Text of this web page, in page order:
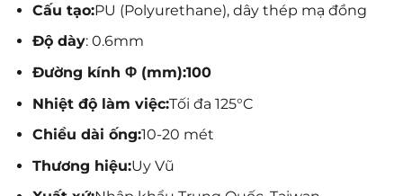
Cấu tạo:PU (Polyurethane), dây thép mạ đồng
Độ dày: 0.6mm
Đường kính Φ (mm):100
Nhiệt độ làm việc:Tối đa 125°C
Chiều dài ống:10-20 mét
Thương hiệu:Uy Vũ